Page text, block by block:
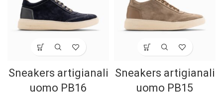
Sneakers artigianali
uomo PB16
Sneakers artigianali
uomo PB15